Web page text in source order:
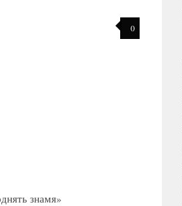
0
знамя»